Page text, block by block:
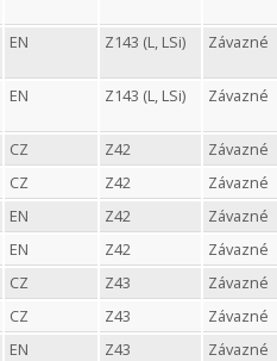
EN Z143 (L, LSi) Závazné
EN Z143 (L, LSi) Závazné
CZ Z42
Závazné
CZ Z42
Závazné
EN Z42
Závazné
EN Z42
Závazné
CZ Z43
Závazné
CZ Z43
Závazné
EN Z43
Závazné